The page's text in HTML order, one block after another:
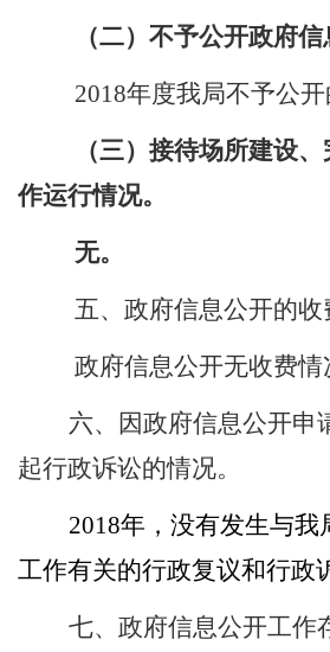
（二）不予公开政府信
2018年度我局不予公
（三）接待场所建设
作运行情况。
无。
五、政府信息公开的收
政府信息公开无收费情
六、因政府信息公开申
起行政诉讼的情况。
2018年，没有发生与我
工作有关的行政复议和行政
七、政府信息公开工作